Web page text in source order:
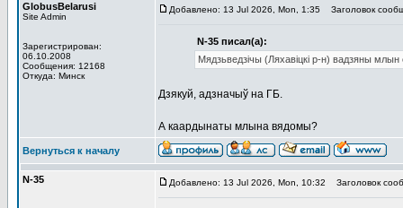
GlobusBelarusi
Site Admin
Зарегистрирован:
06.10.2008
Сообщения: 12168
Откуда: Минск
Добавлено: 13 Jul 2026, Mon, 1:35 Заголовок
N-35 писал(а):
Мядзьведзічы (Ляхавіцкі р-н) вадзяны
Дзякуй, адзначыў на ГБ.
А каардынаты млына вядомы?
Вернуться к началу
N-35 Добавлено: 13 Jul 2026, Mon, 10:32 Заголовок